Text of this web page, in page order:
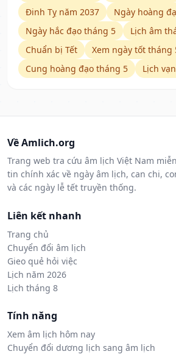
Đinh Tỵ năm 2037
Ngày hoàng
Ngày hắc đạo tháng 5
Lịch âm
Chuẩn bị Tết
Xem ngày tốt tháng
Cung hoàng đạo tháng 5
Lịch
Về Amlich.org
Trang web tra cứu âm lịch Việt Nam
tin chính xác về ngày âm lịch, can chi,
và các ngày lễ tết truyền thống.
Liên kết nhanh
Trang chủ
Chuyển đổi âm lịch
Gieo quẻ hỏi việc
Lịch năm 2026
Lịch tháng 8
Tính năng
Xem âm lịch hôm nay
Chuyển đổi dương lịch sang âm lịch